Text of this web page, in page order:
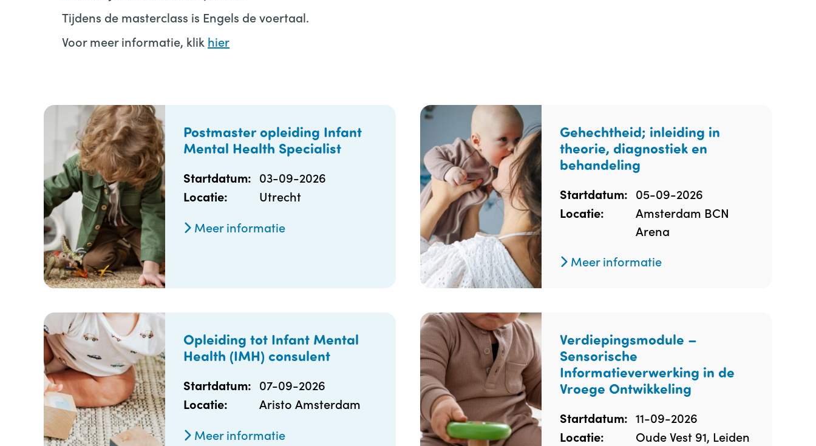
Tijdens de masterclass is Engels de voertaal.
Voor meer informatie, klik hier
Postmaster opleiding Infant
Mental Health Specialist
Startdatum: 03-09-2026
Locatie:
Utrecht
Meer informatie
Gehechtheid; inleiding in
theorie, diagnostiek en
behandeling
Startdatum: 05-09-2026
Locatie:
Amsterdam BCN
Arena
Meer informatie
Opleiding tot Infant Mental
Health (IMH) consulent
Startdatum: 07-09-2026
Locatie:
Aristo Amsterdam
Meer informatie
Verdiepingsmodule –
Sensorische
Informatieverwerking in de
Vroege Ontwikkeling
Startdatum: 11-09-2026
Locatie:
Oude Vest 91, Leiden